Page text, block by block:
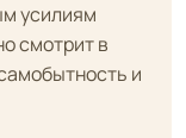
усилиям
смотрит в
и